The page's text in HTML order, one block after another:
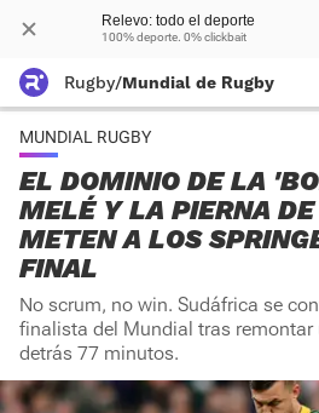
Relevo: todo el deporte
100% deporte. 0% clickbait
Rugby/Mundial de Rugby
MUNDIAL RUGBY
EL DOMINIO DE LA
MELÉ Y LA PIERNA
METEN A LOS
FINAL
No scrum, no win. Sudáfrica se
finalista del Mundial tras remontar
detrás 77 minutos.